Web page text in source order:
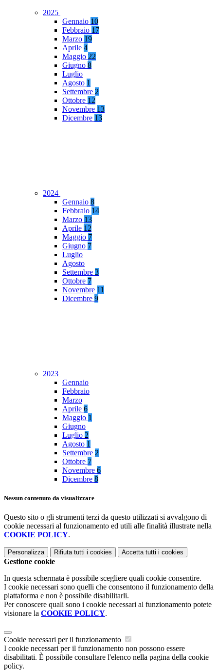
2025
Gennaio 10
Febbraio 17
Marzo 19
Aprile 4
Maggio 22
Giugno 8
Luglio
Agosto 1
Settembre 2
Ottobre 12
Novembre 13
Dicembre 13
2024
Gennaio 8
Febbraio 14
Marzo 13
Aprile 12
Maggio 7
Giugno 7
Luglio
Agosto
Settembre 3
Ottobre 7
Novembre 11
Dicembre 9
2023
Gennaio
Febbraio
Marzo
Aprile 6
Maggio 1
Giugno
Luglio 2
Agosto 1
Settembre 2
Ottobre 7
Novembre 6
Dicembre 8
Nessun contenuto da visualizzare
Questo sito o gli strumenti terzi da questo utilizzati si avvalgono di
cookie necessari al funzionamento ed utili alle finalità illustrate nella
COOKIE POLICY.
Personalizza Rifiuta tutti i cookies Accetta tutti i cookies
Gestione cookie
In questa schermata è possibile scegliere quali cookie consentire.
I cookie necessari sono quelli che consentono il funzionamento della
piattaforma e non è possibile disabilitarli.
Per conoscere quali sono i cookie necessari al funzionamento potete
visionare la COOKIE POLICY.
Cookie necessari per il funzionamento
I cookie necessari per il funzionamento non possono essere
disabilitati. È possibile consultare l'elenco nella pagina della cookie
policy.